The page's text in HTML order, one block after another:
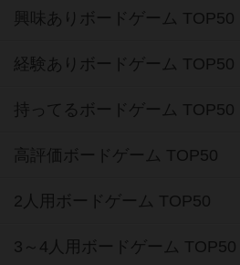
興味ありボードゲーム TOP50
経験ありボードゲーム TOP50
持ってるボードゲーム TOP50
高評価ボードゲーム TOP50
2人用ボードゲーム TOP50
3～4人用ボードゲーム TOP50